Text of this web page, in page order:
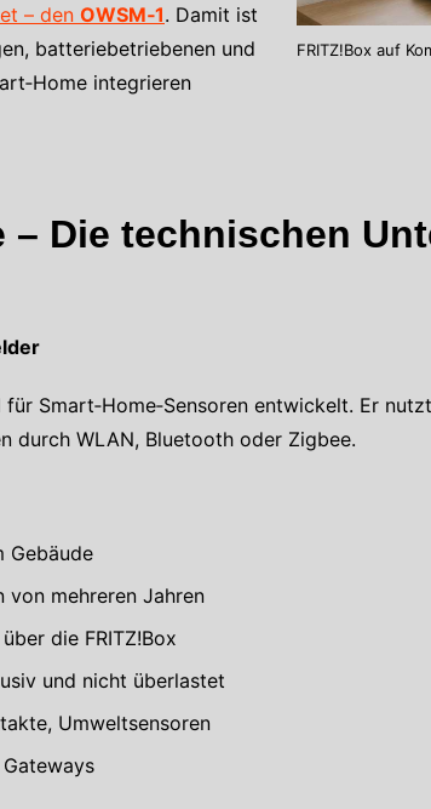
FRITZ!Box auf
– den OWSM‑1. Damit ist
batteriebetriebenen und
integrieren
– Die technischen
Smart‑Home‑Sensoren entwickelt. Er
durch WLAN, Bluetooth oder Zigbee.
Gebäude
mehreren Jahren
die FRITZ!Box
und nicht überlastet
Umweltsensoren